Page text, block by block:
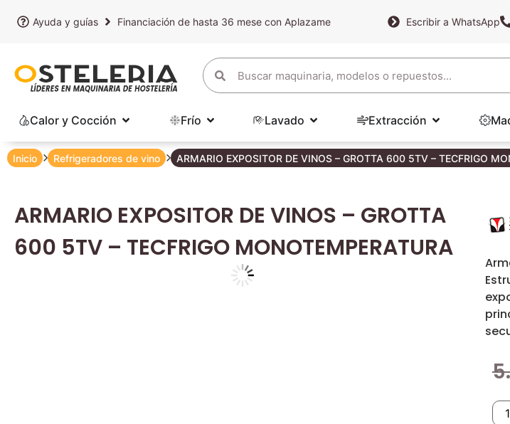
Ayuda y guías Financiación de hasta 36 mese con Aplazame Escribir a WhatsApp
Calor y Cocción Frío Lavado Extracción
Inicio Refrigeradores de vino ARMARIO EXPOSITOR DE VINOS – GROTTA 600 5TV – TECFRIGO
ARMARIO EXPOSITOR DE VINOS – GROTTA
600 5TV – TECFRIGO MONOTEMPERATURA